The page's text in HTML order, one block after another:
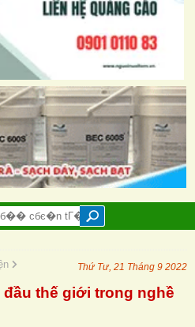
Thứ Tư, 21 Tháng 9 2022
thế giới trong nghề